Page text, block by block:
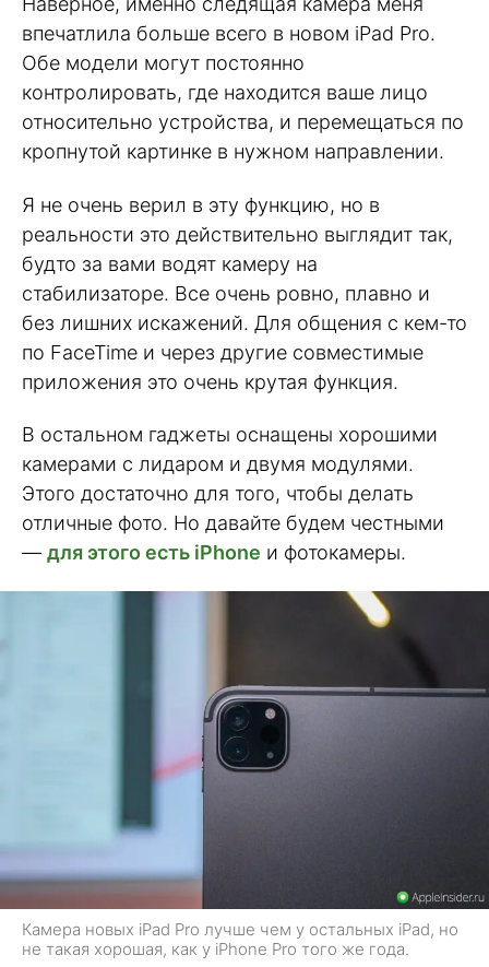
впечатлила больше всего в новом iPad Pro.
Обе модели могут постоянно
контролировать, где находится ваше лицо
относительно устройства, и перемещаться по
кропнутой картинке в нужном направлении.
Я не очень верил в эту функцию, но в
реальности это действительно выглядит так,
будто за вами водят камеру на
стабилизаторе. Все очень ровно, плавно и
без лишних искажений. Для общения с кем-то
по FaceTime и через другие совместимые
приложения это очень крутая функция.
В остальном гаджеты оснащены хорошими
камерами с лидаром и двумя модулями.
Этого достаточно для того, чтобы делать
отличные фото. Но давайте будем честными
— для этого есть iPhone и фотокамеры.
Камера новых iPad Pro лучше чем у остальных iPad, но
не такая хорошая, как у iPhone Pro того же года.